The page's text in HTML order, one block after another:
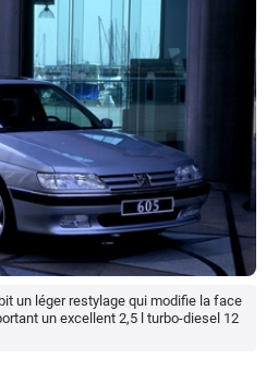
un léger restylage qui modifie la face
un excellent 2,5 l turbo-diesel 12